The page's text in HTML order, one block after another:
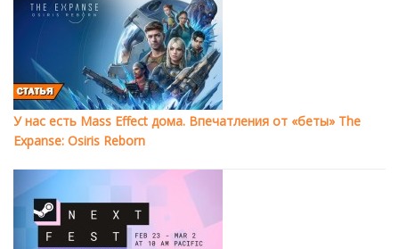
У нас есть Mass Effect дома. Впечатления от «беты» The
Expanse: Osiris Reborn